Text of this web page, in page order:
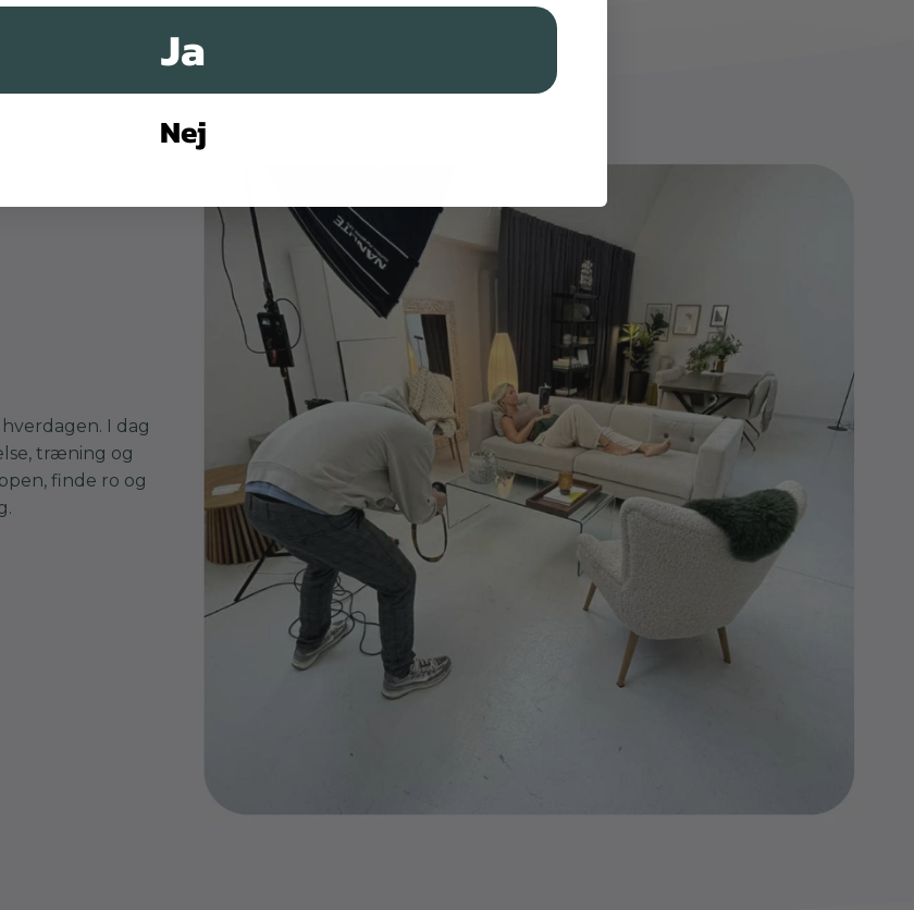
I dag
træning og
finde ro og
Ja
Nej